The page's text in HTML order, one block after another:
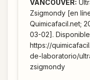
VANCOUVER:
Zsigmondy [en
Quimicafacil.net;
03-02].
https://
de-laboratorio/
zsigmondy